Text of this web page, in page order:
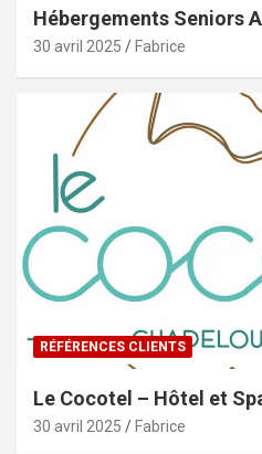
Hébergements Seniors
30 avril 2025 Fabrice
RÉFÉRENCES CLIENTS
Le Cocotel – Hôtel et
30 avril 2025 Fabrice